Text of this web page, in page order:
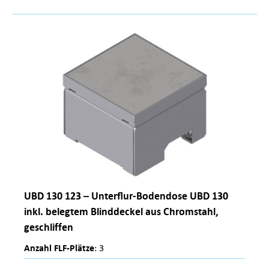
UBD 130 123 – Unterflur-Bodendose UBD 130
inkl. belegtem Blinddeckel aus Chromstahl,
geschliffen
Anzahl FLF-Plätze: 3